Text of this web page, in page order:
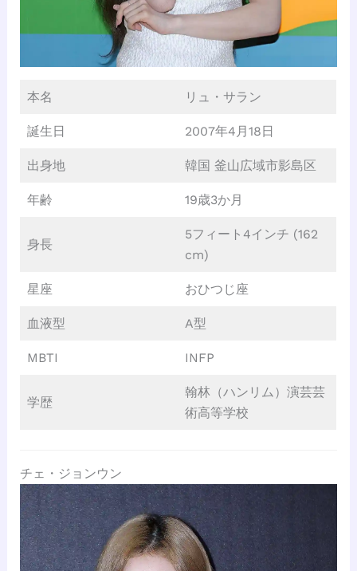
本名 リュ・サラン
誕生日 2007年4月18日
出身地 韓国 釜山広域市影島区
年齢 19歳3か月
身長
5フィート4インチ (162
cm)
星座 おひつじ座
血液型 A型
MBTI INFP
学歴
翰林（ハンリム）演芸芸
術高等学校
チェ・ジョンウン